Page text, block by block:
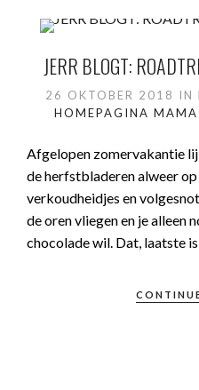
JERR BLOGT:
26 OKTOBER 2018 IN
HOMEPAGINA MAMA
Afgelopen zomervakantie
de herfstbladeren alweer
verkoudheidjes en
de oren vliegen en je alleen
chocolade wil. Dat, laatste